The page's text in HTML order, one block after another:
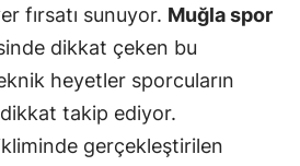
fırsatı sunuyor. Muğla spor
dikkat çeken bu
heyetler sporcuların
takip ediyor.
ikliminde gerçekleştirilen